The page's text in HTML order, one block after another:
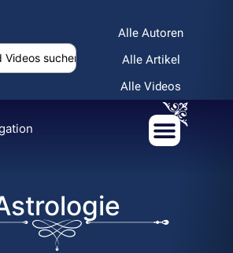
Alle Autoren
Alle Artikel
Alle Videos